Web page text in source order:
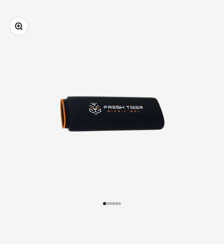
Powiększenie obrazu